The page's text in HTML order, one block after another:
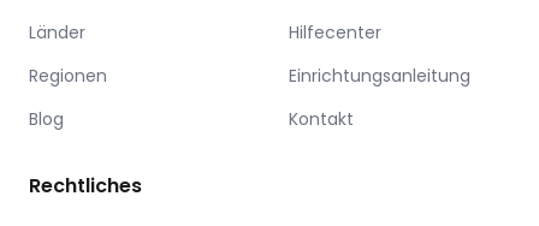
Länder
Regionen
Blog
Hilfecenter
Einrichtungsanleitung
Kontakt
Rechtliches